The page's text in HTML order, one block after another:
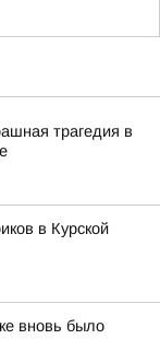
трагедия в
в Курской
вновь было